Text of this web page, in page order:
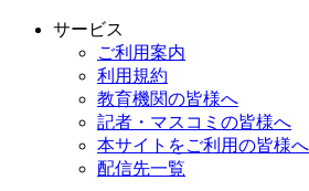
サービス
ご利用案内
利用規約
教育機関の皆様へ
記者・マスコミの皆様へ
本サイトをご利用の皆様へ
配信先一覧